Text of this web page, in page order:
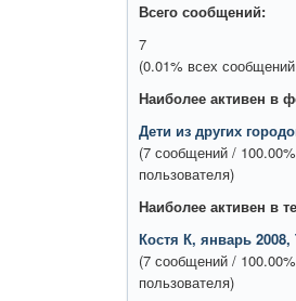
Всего сообщений:
7
(0.01% всех
Наиболее активен в
Дети из других
(7 сообщений /
пользователя)
Наиболее активен в
Костя К, январь
(7 сообщений /
пользователя)